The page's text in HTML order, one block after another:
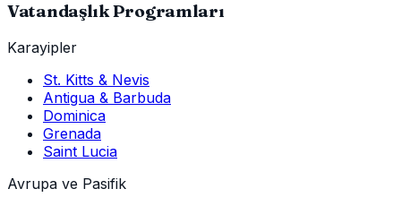
Vatandaşlık Programları
Karayipler
St. Kitts & Nevis
Antigua & Barbuda
Dominica
Grenada
Saint Lucia
Avrupa ve Pasifik